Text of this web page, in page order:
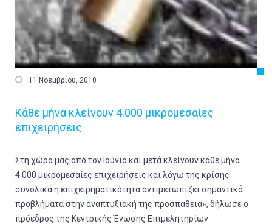
 11 Νοεμβρίου, 2010
Κάθε μήνα κλείνουν 4.000 μικρομεσαίες
επιχειρήσεις
Στη χώρα μας από τον Ιούνιο και μετά κλείνουν κάθε μήνα
4.000 μικρομεσαίες επιχειρήσεις και λόγω της κρίσης
συνολικά η επιχειρηματικότητα αντιμετωπίζει σημαντικά
προβλήματα στην αναπτυξιακή της προσπάθεια», δήλωσε ο
πρόεδρος της Κεντρικής Ένωσης Επιμελητηρίων
Αστυνομικό Δελτίο